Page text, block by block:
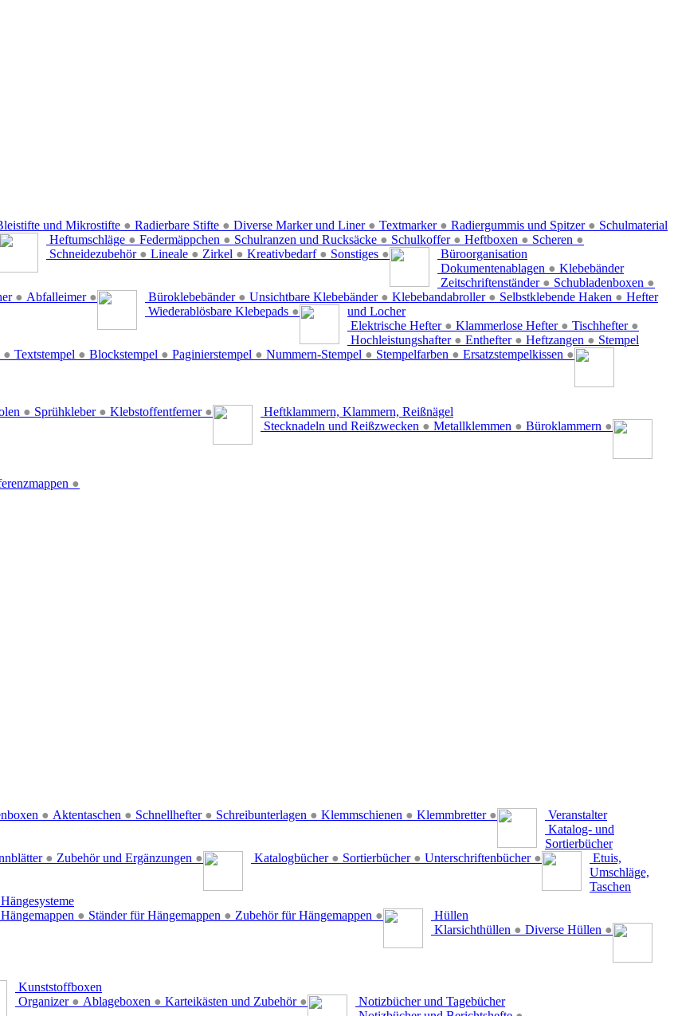
und Mikrostifte ● Radierbare Stifte ● Diverse Marker und Liner ● Textmarker ● Radiergummis und Spitzer ● Schulmaterial
Heftumschläge ● Federmäppchen ● Schulranzen und Rucksäcke ● Schulkoffer ● Heftboxen ● Scheren ●
Schneidezubehör ● Lineale ● Zirkel ● Kreativbedarf ● Sonstiges ●
Büroorganisation
Dokumentenablagen ●
Zeitschriftenständer ● Schubladenboxen ●
● Abfalleimer ●
Klebebänder
Büroklebebänder ● Unsichtbare Klebebänder ● Klebebandabroller ● Selbstklebende Haken ●
Wiederablösbare Klebepads ●
Hefter
und Locher
Elektrische Hefter ● Klammerlose Hefter ● Tischhefter ●
Hochleistungshafter ● Enthefter ● Heftzangen ● Stempel
● Textstempel ● Blockstempel ● Paginierstempel ● Nummern-Stempel ● Stempelfarben ● Ersatzstempelkissen ●
● Sprühkleber ● Klebstoffentferner ●
Heftklammern, Klammern, Reißnägel
Stecknadeln und Reißzwecken ● Metallklemmen ● Büroklammern ●
●
● Aktentaschen ● Schnellhefter ● Schreibunterlagen ● Klemmschienen ● Klemmbretter ● Veranstalter
● Zubehör und Ergänzungen ●
Katalog- und
Sortierbücher
Katalogbücher ● Sortierbücher ● Unterschriftenbücher ●
Etuis,
Umschläge,
Taschen
Hängesysteme
Hängemappen ● Ständer für Hängemappen ● Zubehör für Hängemappen ●
Hüllen
Klarsichthüllen ● Diverse Hüllen ●
Kunststoffboxen
Organizer ● Ablageboxen ● Karteikästen und Zubehör ●
Notizbücher und Tagebücher